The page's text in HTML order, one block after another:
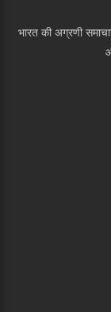
भारत की अग्रणी